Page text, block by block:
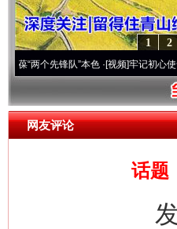
2
1
先锋队”本色·[视频]牢记初心使命 奋进
网友评论
话题